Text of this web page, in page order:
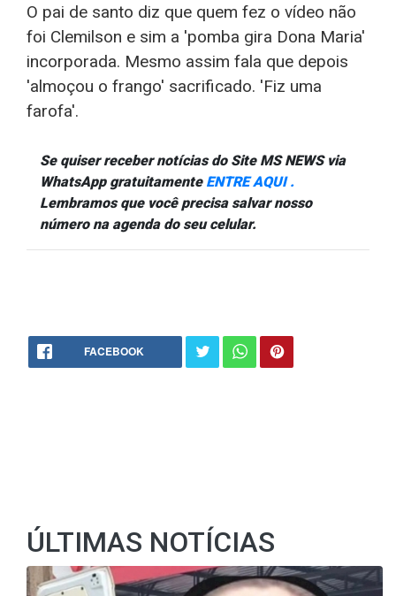
O pai de santo diz que quem fez o vídeo não
foi Clemilson e sim a 'pomba gira Dona Maria'
incorporada. Mesmo assim fala que depois
'almoçou o frango' sacrificado. 'Fiz uma
farofa'.
Se quiser receber notícias do Site MS NEWS via
WhatsApp gratuitamente ENTRE AQUI .
Lembramos que você precisa salvar nosso
número na agenda do seu celular.
FACEBOOK
ÚLTIMAS NOTÍCIAS